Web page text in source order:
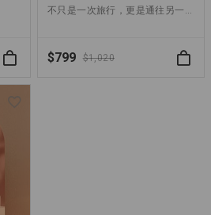
不只是一次旅行，更是通往另一個 Another Land 的開始
$799 $1,020